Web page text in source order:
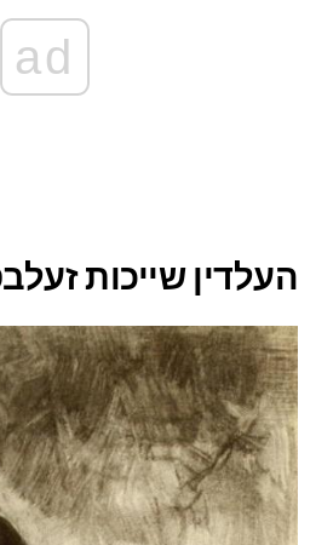
ad
העלדין שייכות